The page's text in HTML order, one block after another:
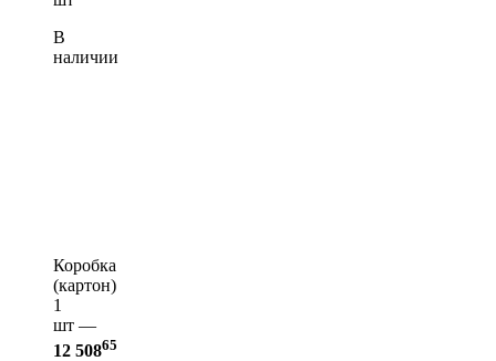
В
наличии
Коробка
(картон)
1
шт —
12 50865